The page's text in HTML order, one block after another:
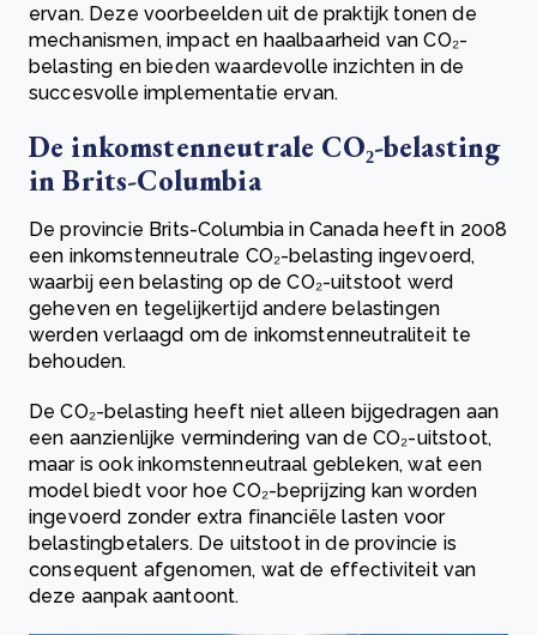
ervan. Deze voorbeelden uit de praktijk tonen de
mechanismen, impact en haalbaarheid van CO₂-
belasting en bieden waardevolle inzichten in de
succesvolle implementatie ervan.
De inkomstenneutrale CO₂-belasting
in Brits-Columbia
De provincie Brits-Columbia in Canada heeft in 2008
een inkomstenneutrale CO₂-belasting ingevoerd,
waarbij een belasting op de CO₂-uitstoot werd
geheven en tegelijkertijd andere belastingen
werden verlaagd om de inkomstenneutraliteit te
behouden.
De CO₂-belasting heeft niet alleen bijgedragen aan
een aanzienlijke vermindering van de CO₂-uitstoot,
maar is ook inkomstenneutraal gebleken, wat een
model biedt voor hoe CO₂-beprijzing kan worden
ingevoerd zonder extra financiële lasten voor
belastingbetalers. De uitstoot in de provincie is
consequent afgenomen, wat de effectiviteit van
deze aanpak aantoont.